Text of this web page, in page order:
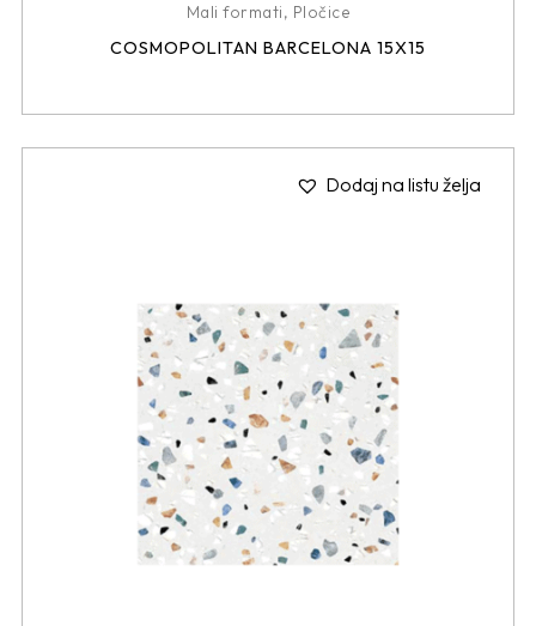
Mali formati, Pločice
COSMOPOLITAN BARCELONA 15X15
Dodaj na listu želja